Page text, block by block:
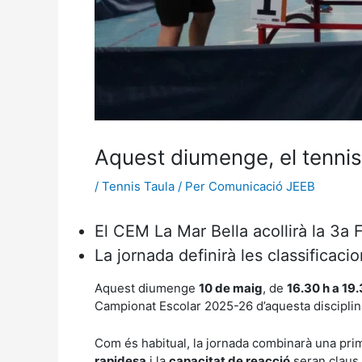
Aquest diumenge, el
/ Tennis Taula / Per Comunicació JEEB
El CEM La Mar Bella acollirà la 3a
La jornada definirà les
Aquest diumenge 10 de maig, de 16.30 h a
Campionat Escolar 2025-26 d’aquesta
Com és habitual, la jornada combinarà una